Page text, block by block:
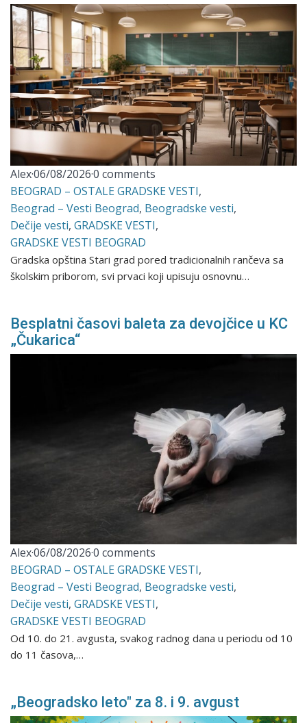
Alex·06/08/2026·0 comments
BEOGRAD – OSTALE GRADSKE VESTI,
Beograd – Vesti Beograd, Beogradske vesti,
Dečije vesti,GRADSKE VESTI,
GRADSKE VESTI BEOGRAD
Gradska opština Stari grad pored tradicionalnih rančeva sa
školskim priborom, svi prvaci koji upisuju osnovnu…
Besplatni časovi baleta za devojčice u KC
„Čukarica“
Alex·06/08/2026·0 comments
BEOGRAD – OSTALE GRADSKE VESTI,
Beograd – Vesti Beograd, Beogradske vesti,
Dečije vesti,GRADSKE VESTI,
GRADSKE VESTI BEOGRAD
Od 10. do 21. avgusta, svakog radnog dana u periodu od 10
do 11 časova,…
„Beogradsko leto" za 8. i 9. avgust